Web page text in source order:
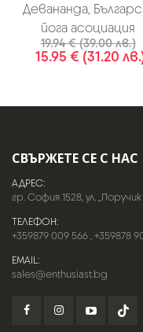
Девананда,
йога асоциация
19.94 € (39.00 лв.)
15.95 € (31.20
СВЪРЖЕТЕ СЕ С НАС
АДРЕС:
гр. София 1528, ул.
ТЕЛЕФОН:
+359879 009 566,+359878
EMAIL:
sales@enthusiast.bg